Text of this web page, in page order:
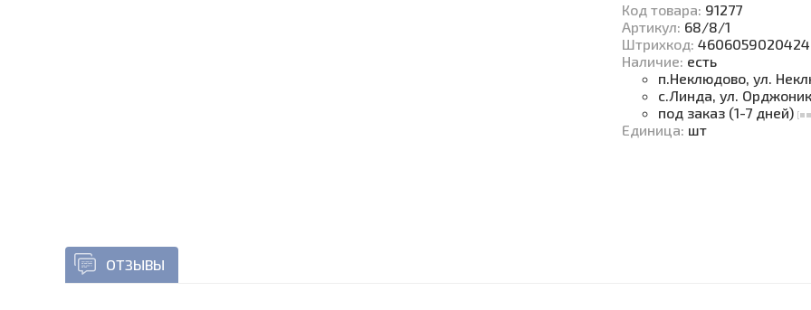
Код товара: 91277
Артикул: 68/8/1
Штрихкод: 4606059020424
Наличие: есть
п.Неклюдово, ул.
с.Линда, ул.
под заказ (1-7 дней)
Единица: шт
ОТЗЫВЫ